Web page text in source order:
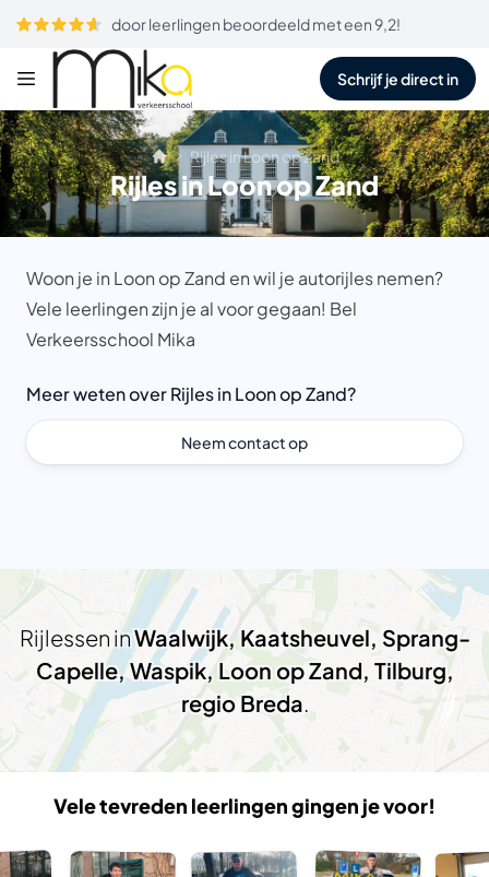
door leerlingen beoordeeld met een 9,2!
Schrijf je direct in
Rijles in Loon op Zand
Rijles in Loon op Zand
Woon je in Loon op Zand en wil je autorijles nemen?
Vele leerlingen zijn je al voor gegaan! Bel
Verkeersschool Mika
Meer weten over Rijles in Loon op Zand?
Neem contact op
Rijlessen inWaalwijk, Kaatsheuvel, Sprang-
Capelle, Waspik, Loon op Zand, Tilburg,
regio Breda.
Vele tevreden leerlingen gingen je voor!